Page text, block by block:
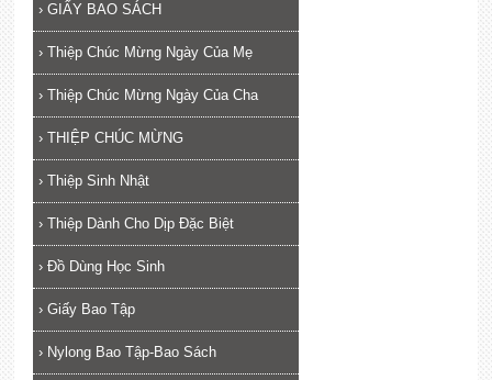
› GIẤY BAO SÁCH
› Thiệp Chúc Mừng Ngày Của Mẹ
› Thiệp Chúc Mừng Ngày Của Cha
› THIỆP CHÚC MỪNG
› Thiệp Sinh Nhật
› Thiệp Dành Cho Dịp Đặc Biệt
› Đồ Dùng Học Sinh
› Giấy Bao Tập
› Nylong Bao Tập-Bao Sách